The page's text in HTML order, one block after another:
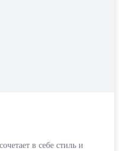
в себе стиль и